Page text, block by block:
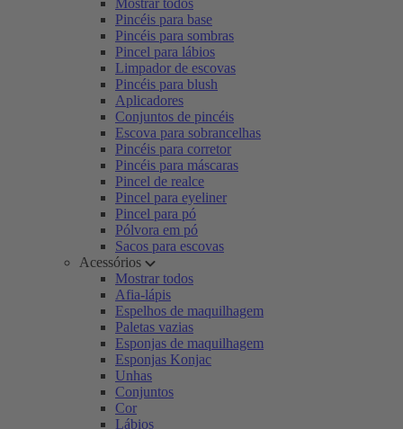
Mostrar todos
Pincéis para base
Pincéis para sombras
Pincel para lábios
Limpador de escovas
Pincéis para blush
Aplicadores
Conjuntos de pincéis
Escova para sobrancelhas
Pincéis para corretor
Pincéis para máscaras
Pincel de realce
Pincel para eyeliner
Pincel para pó
Pólvora em pó
Sacos para escovas
Acessórios
Mostrar todos
Afia-lápis
Espelhos de maquilhagem
Paletas vazias
Esponjas de maquilhagem
Esponjas Konjac
Unhas
Conjuntos
Cor
Lábios